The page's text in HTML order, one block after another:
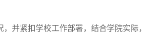
，并紧扣学校工作部署，结合学院实际